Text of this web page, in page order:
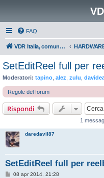
FAQ
VDR Italia, comunità italiana utilizzatori VDR
SetEditReel full per
Moderatori: tapino alez zulu
Regole del forum
Rispondi
1
daredavil87
SetEditReel full per
M08 apr 2014, 21:28